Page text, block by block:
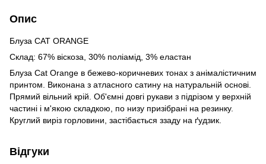
Опис
Блуза CAT ORANGE
Склад: 67% віскоза, 30% поліамід, 3% еластан
Блуза Cat Orange в бежево-коричневих тонах з анімалістичним
принтом. Виконана з атласного сатину на натуральній основі.
Прямий вільний крій. Об'ємні довгі рукави з підрізом у верхній
частині і м'якою складкою, по низу призібрані на резинку.
Круглий виріз горловини, застібається ззаду на ґудзик.
Відгуки